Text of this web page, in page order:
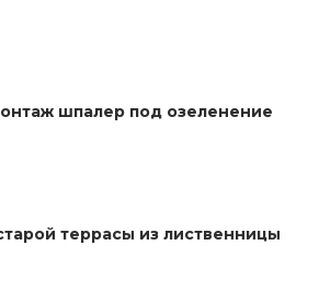
шпалер под озеленение
террасы из лиственницы